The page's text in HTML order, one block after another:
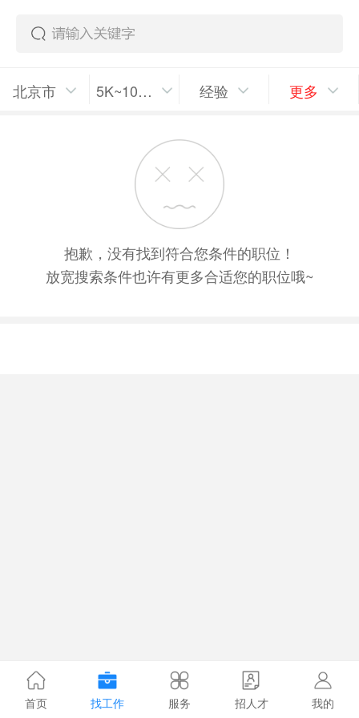
北京市 5K~10K/月 经验 更多
抱歉，没有找到符合您条件的职位！
放宽搜索条件也许有更多合适您的职位哦~
首页 找工作 服务 招人才 我的